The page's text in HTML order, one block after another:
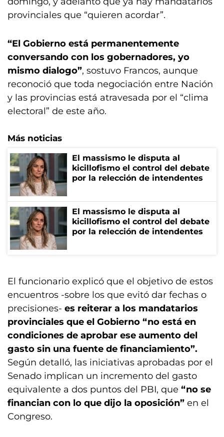
provinciales que “quieren acordar”.
“El Gobierno está permanentemente
conversando con los gobernadores, yo
mismo dialogo”, sostuvo Francos, aunque
reconoció que toda negociación entre Nación
y las provincias está atravesada por el “clima
electoral” de este año.
Más noticias
El massismo le disputa al
kicillofismo el control del debate
por la relección de intendentes
El massismo le disputa al
kicillofismo el control del debate
por la relección de intendentes
El funcionario explicó que el objetivo de estos
encuentros -sobre los que evitó dar fechas o
precisiones- es reiterar a los mandatarios
provinciales que el Gobierno “no está en
condiciones de aprobar ese aumento del
gasto sin una fuente de financiamiento”.
Según detalló, las iniciativas aprobadas por el
Senado implican un incremento del gasto
equivalente a dos puntos del PBI, que “no se
financian con lo que dijo la oposición” en el
Congreso.